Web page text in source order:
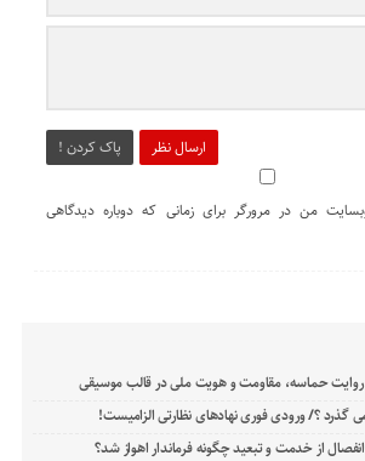
ارسال نظر پاک کردن !
من در مرورگر برای زمانی که دوباره دیدگاهی
حماسه، مقاومت و هویت ملی در قالب موسیقی
گذرد ؟/ ورودی فوری نهادهای نظارتی الزامیست!
از خدمت و تبعید چگونه فرماندار اهواز شد؟